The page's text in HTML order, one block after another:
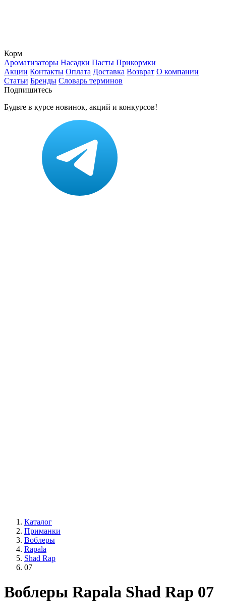
Корм
Ароматизаторы Насадки Пасты Прикормки
Акции Контакты Оплата Доставка Возврат О компании
Статьи Бренды Словарь терминов
Подпишитесь
Будьте в курсе новинок, акций и конкурсов!
Каталог
Приманки
Воблеры
Rapala
Shad Rap
07
Воблеры Rapala Shad Rap 07